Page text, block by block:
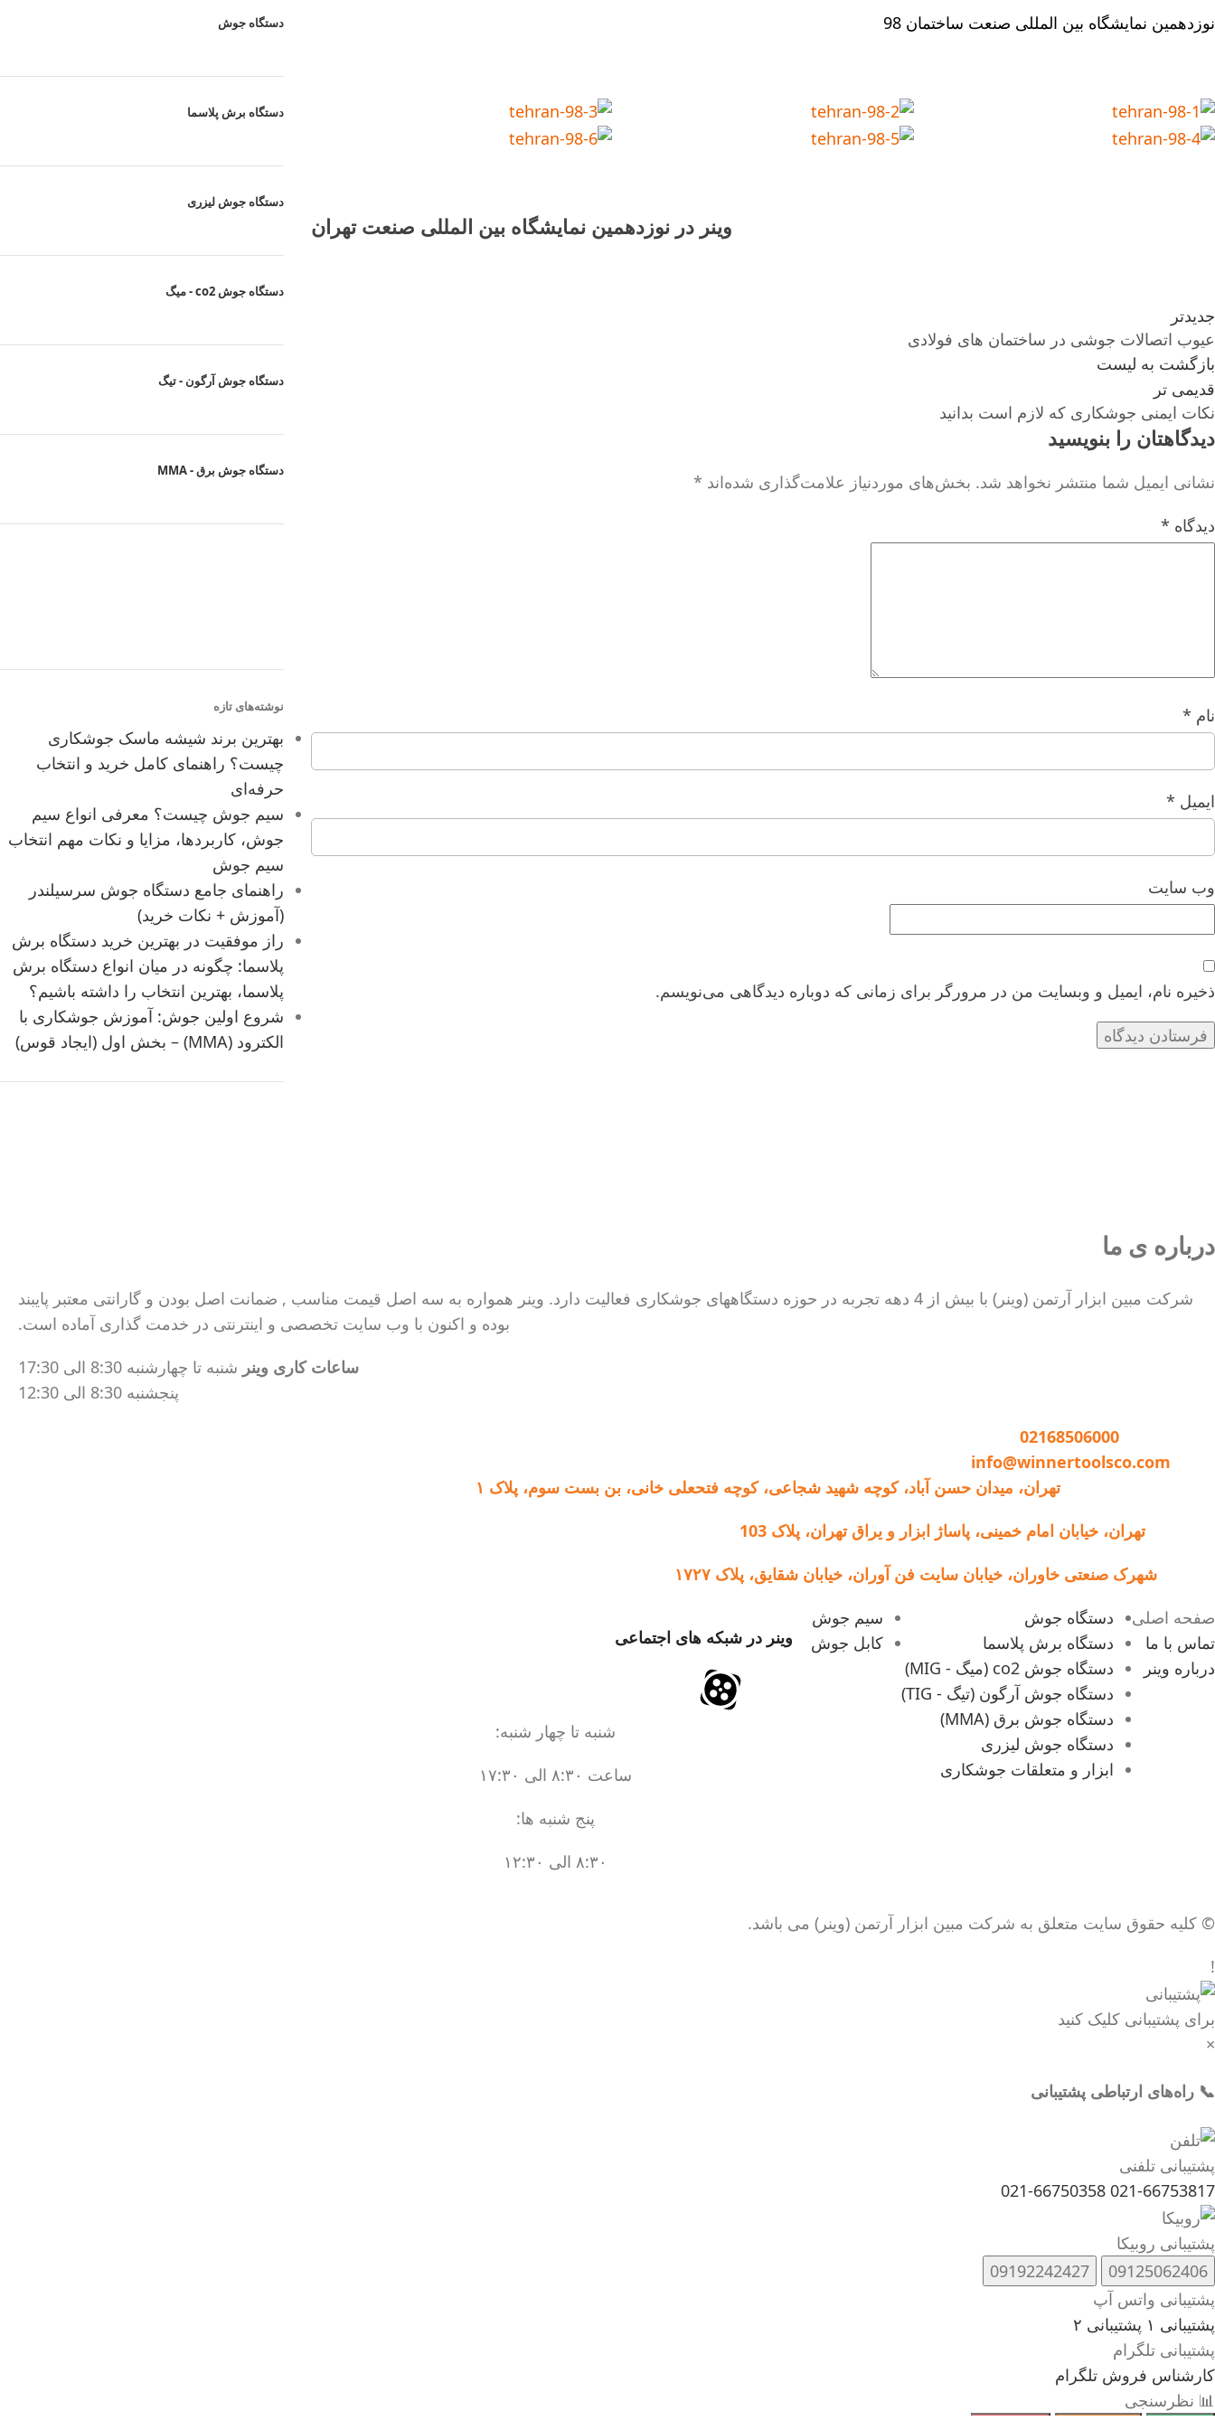
نوزدهمین نمایشگاه بین المللی صنعت ساختمان 98
وینر در نوزدهمین نمایشگاه بین المللی صنعت تهران
جدیدتر
عیوب اتصالات جوشى در ساختمان هاى فولادى
بازگشت به لیست
قدیمی تر
نکات ایمنی جوشکاری که لازم است بدانید
دیدگاهتان را بنویسید
نشانی ایمیل شما منتشر نخواهد شد. بخش‌های موردنیاز علامت‌گذاری شده‌اند *
دیدگاه *
نام *
ایمیل *
وب‌ سایت
ذخیره نام، ایمیل و وبسایت من در مرورگر برای زمانی که دوباره دیدگاهی می‌نویسم.
دستگاهجوش
دستگاه برش پلاسما
دستگاه جوش لیزری
دستگاه جوش co2 - میگ
دستگاه جوش آرگون - تیگ
دستگاه جوش برق - MMA
نوشته‌های تازه
بهترین برند شیشه ماسک جوشکاری
چیست؟ راهنمای کامل خرید و انتخاب
حرفه‌ای
سیم جوش چیست؟ معرفی انواع سیم
جوش، کاربردها، مزایا و نکات مهم انتخاب
سیم جوش
راهنمای جامع دستگاه جوش سرسیلندر
(آموزش + نکات خرید)
راز موفقیت در بهترین خرید دستگاه برش
پلاسما: چگونه در میان انواع دستگاه برش
پلاسما، بهترین انتخاب را داشته باشیم؟
شروع اولین جوش: آموزش جوشکاری با
الکترود (MMA) – بخش اول (ایجاد قوس)
درباره ی ما
شرکت مبین ابزار آرتمن (وینر) با بیش از 4 دهه تجربه در حوزه دستگاههای جوشکاری فعالیت دارد. وینر همواره به سه اصل قیمت مناسب , ضمانت اصل بودن و گارانتی معتبر پایبند
بوده و اکنون با وب سایت تخصصی و اینترنتی در خدمت گذاری آماده است.
ساعات کاری وینر شنبه تا چهارشنبه 8:30 الی 17:30
پنجشنبه 8:30 الی 12:30
02168506000
info@winnertoolsco.com
تهران، میدان حسن آباد، کوچه شهید شجاعی، کوچه فتحعلی خانی، بن بست سوم، پلاک ۱
تهران، خیابان امام خمینی، پاساژ ابزار و یراق تهران، پلاک 103
شهرک صنعتی خاوران، خیابان سایت فن آوران، خیابان شقایق، پلاک ۱۷۲۷
صفحه اصلی
تماس با ما
درباره وینر
دستگاه جوش
دستگاه برش پلاسما
دستگاه جوش co2 (میگ - MIG)
دستگاه جوش آرگون (تیگ - TIG)
دستگاه جوش برق (MMA)
دستگاه جوش لیزری
ابزار و متعلقات جوشکاری
سیم جوش
کابل جوش
وینر در شبکه های اجتماعی
شنبه تا چهار شنبه:
ساعت ۸:۳۰ الی ۱۷:۳۰
پنج شنبه ها:
۸:۳۰ الی ۱۲:۳۰
© کلیه حقوق سایت متعلق به شرکت مبین ابزار آرتمن (وینر) می باشد.
!
برای پشتیبانی کلیک کنید
×
📞 راه‌های ارتباطی پشتیبانی
پشتیبانی تلفنی
021-66753817
021-66750358
پشتیبانی روبیکا
09125062406
09192242427
پشتیبانی واتس آپ
پشتیبانی ۱
پشتیبانی ۲
پشتیبانی تلگرام
کارشناس فروش تلگرام
📊 نظرسنجی